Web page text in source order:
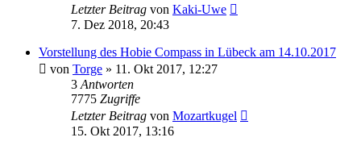
Letzter Beitrag von Kaki-Uwe
7. Dez 2018, 20:43
Vorstellung des Hobie Compass in Lübeck am 14.10.2017
von Torge » 11. Okt 2017, 12:27
3 Antworten
7775 Zugriffe
Letzter Beitrag von Mozartkugel
15. Okt 2017, 13:16